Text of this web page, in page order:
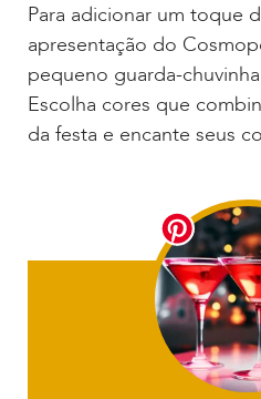
Para adicionar um toque
apresentação do
pequeno guarda-
Escolha cores que
da festa e encante seus